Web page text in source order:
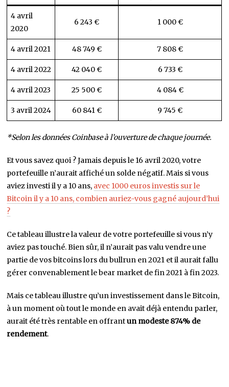
4 avril
2020
6 243 € 1 000 €
4 avril 2021 48 749 € 7 808 €
4 avril 2022 42 040 € 6 733 €
4 avril 2023 25 500 € 4 084 €
3 avril 2024 60 841 € 9 745 €
*Selon les données Coinbase à l’ouverture de chaque journée.
Et vous savez quoi ? Jamais depuis le 16 avril 2020, votre
portefeuille n’aurait affiché un solde négatif. Mais si vous
aviez investi il y a 10 ans, avec 1000 euros investis sur le
Bitcoin il y a 10 ans, combien auriez-vous gagné aujourd’hui
?
Ce tableau illustre la valeur de votre portefeuille si vous n’y
aviez pas touché. Bien sûr, il n’aurait pas valu vendre une
partie de vos bitcoins lors du bullrun en 2021 et il aurait fallu
gérer convenablement le bear market de fin 2021 à fin 2023.
Mais ce tableau illustre qu’un investissement dans le Bitcoin,
à un moment où tout le monde en avait déjà entendu parler,
aurait été très rentable en offrantun modeste 874% de
rendement.